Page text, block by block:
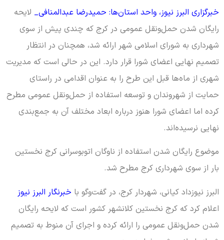
خبرگزاری البرز نیوز، واحد استان‌ها: حمیدرضا عبدالمنافی_ لایحه
رایگان شدن حمل‌ونقل عمومی در کرج که چندی پیش از سوی
شهرداری به شورای اسلامی شهر ارائه شد، همچنان در انتظار
تصمیم نهایی اعضای شورا قرار دارد. این در حالی است که مدیریت
شهری از ماه‌ها قبل این طرح را به عنوان اقدامی در راستای
حمایت از شهروندان و توسعه استفاده از حمل‌ونقل عمومی مطرح
کرده اما اعضای شورا هنوز درباره ابعاد مختلف آن به جمع‌بندی
نهایی نرسیده‌اند.
موضوع رایگان شدن استفاده از ناوگان اتوبوسرانی کرج نخستین
بار از سوی شهرداری کرج مطرح شد.
البرز نیوزداد کیانی، شهردار کرج، در گفت‌وگو با خبرنگار البرز نیوز
اعلام کرد که کرج نخستین کلانشهر کشور است که لایحه رایگان
شدن حمل‌ونقل عمومی را ارائه کرده و اجرای آن منوط به تصمیم